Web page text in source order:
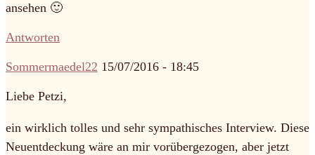
ansehen 🙂
Antworten
Sommermaedel22 15/07/2016 - 18:45
Liebe Petzi,
ein wirklich tolles und sehr sympathisches Interview. Diese
Neuentdeckung wäre an mir vorübergezogen, aber jetzt